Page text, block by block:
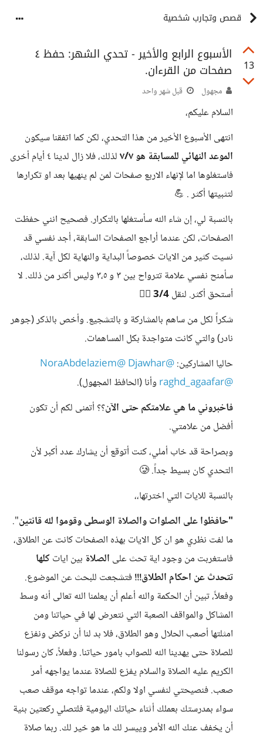
قصص وتجارب شخصية
13
الأسبوع الرابع والأخير - تحدي الشهر: حفظ ٤
صفحات من القرءان.
مجهول قبل شهر واحد
السلام عليكم،
انتهى الأسبوع الأخير من هذا التحدي، لكن كما اتفقنا سيكون
الموعد النهائي للمسابقة هو ٧/٧
لذلك، فلا زال لدينا ٤ أيام أخرى
فاستغلوها اما لإنهاء الاربع صفحات لمن لم ينهيها بعد او تكرارها
لتثبيتها أكثر . 💪
بالنسبة لي، إن شاء الله سأستغلها بالتكرار. فصحيح انني حفظت
الصفحات، لكن عندما أراجع الصفحات السابقة، أجد نفسي قد
نسيت كثير من الايات خصوصاً البداية والنهاية لكل آية. لذلك،
سأمنح نفسي علامة تترواح بين ٣ و ٣،٥ وليس أكثر من ذلك. لا
أستحق أكثر. لنقل3/4
🙆‍♀️
شكراً لكل من ساهم بالمشاركة و بالتشجيع. وأخص بالذكر (جوهر
نادر) والتي كانت متواجدة بكل المساهمات.
حاليا المشاركين:@Djawhar
@NoraAbdelaziem
@raghd_agaafar
وأنا (الحافظ المجهول).
فاخبروني ما هي علامتكم حتى الآن؟؟ أتمنى لكم أن تكون
أفضل من علامتي.
وبصراحة قد خاب أملي، كنت أتوقع أن يشارك عدد أكبر لأن
التحدي كان بسيط جداً. 🥲
بالنسبة للايات التي اخترتها،،
"حافظوا على الصلوات والصلاة الوسطى وقوموا لله قانتين".
ما لفت نظري هو ان كل الايات بهذه الصفحات كانت عن الطلاق،
فاستغربت من وجود اية تحث على الصلاة بين اياتكلها
تتحدث عن احكام الطلاق!!!فتشجعت للبحث عن الموضوع.
وفعلاً، تبين أن الحكمة والله أعلم أن يعلمنا الله تعالى أنه وسط
المشاكل والمواقف الصعبة التي نتعرض لها في حياتنا ومن
امثلتها أصعب الحلال وهو الطلاق، فلا بد لنا أن نركض ونفزع
للصلاة حتى يهدينا الله للصواب بامور حياتنا. وفعلاً، كان رسولنا
الكريم عليه الصلاة والسلام يفزع للصلاة عندما يواجهه أمر
صعب. فنصيحتي لنفسي اولا ولكم، عندما تواجه موقف صعب
سواء بمدرستك بعملك أثناء حياتك اليومية فلتصلي ركعتين بنية
أن يخفف عنك الله الأمر وييسر لك ما هو خير لك. ربما صلاة